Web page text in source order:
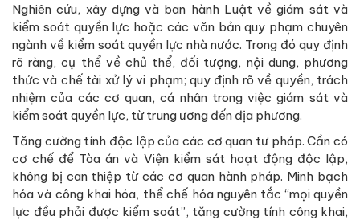
Nghiên cứu, xây dựng và ban hành Luật về giám sát và
kiểm soát quyền lực hoặc các văn bản quy phạm chuyên
ngành về kiểm soát quyền lực nhà nước. Trong đó quy định
rõ ràng, cụ thể về chủ thể, đối tượng, nội dung, phương
thức và chế tài xử lý vi phạm; quy định rõ về quyền, trách
nhiệm của các cơ quan, cá nhân trong việc giám sát và
kiểm soát quyền lực, từ trung ương đến địa phương.
Tăng cường tính độc lập của các cơ quan tư pháp. Cần có
cơ chế để Tòa án và Viện kiểm sát hoạt động độc lập,
không bị can thiệp từ các cơ quan hành pháp. Minh bạch
hóa và công khai hóa, thể chế hóa nguyên tắc “mọi quyền
lực đều phải được kiểm soát”, tăng cường tính công khai,